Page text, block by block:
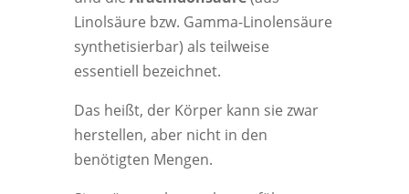
Linolsäure bzw. Gamma-Linolensäure
synthetisierbar) als teilweise
essentiell bezeichnet.
Das heißt, der Körper kann sie zwar
herstellen, aber nicht in den
benötigten Mengen.